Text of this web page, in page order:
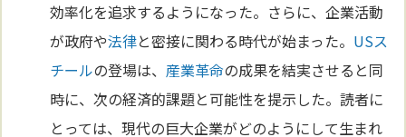
効率化を追求するようになった。さらに、企業活動
が政府や法律と密接に関わる時代が始まった。 USス
チールの登場は、産業革命の成果を結実させると同
時に、次の経済的課題と可能性を提示した。読者に
とっては、現代の巨大企業がどのようにして生まれ